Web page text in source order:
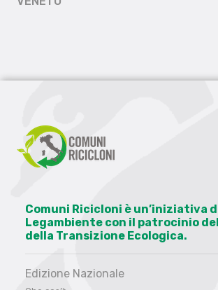
Comuni Ricicloni è un’iniziativa
Legambiente con il patrocinio
della Transizione Ecologica.
Edizione Nazionale